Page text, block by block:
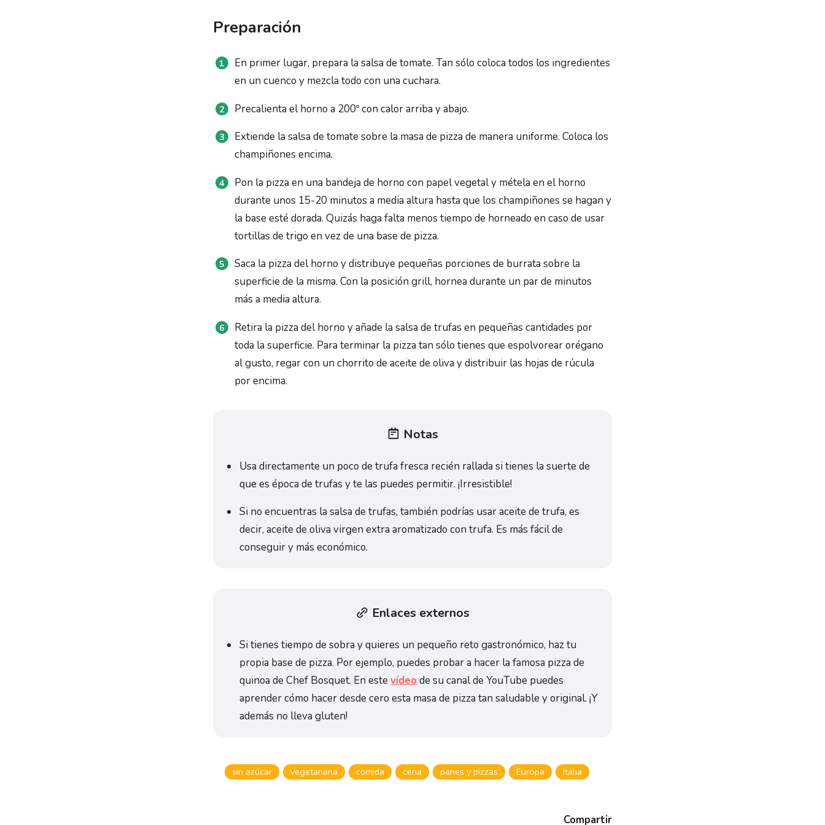
Preparación
En primer lugar, prepara la salsa de tomate. Tan sólo coloca todos los ingredientes
en un cuenco y mezcla todo con una cuchara.
Precalienta el horno a 200º con calor arriba y abajo.
Extiende la salsa de tomate sobre la masa de pizza de manera uniforme. Coloca los
champiñones encima.
Pon la pizza en una bandeja de horno con papel vegetal y métela en el horno
durante unos 15-20 minutos a media altura hasta que los champiñones se hagan y
la base esté dorada. Quizás haga falta menos tiempo de horneado en caso de usar
tortillas de trigo en vez de una base de pizza.
Saca la pizza del horno y distribuye pequeñas porciones de burrata sobre la
superficie de la misma. Con la posición grill, hornea durante un par de minutos
más a media altura.
Retira la pizza del horno y añade la salsa de trufas en pequeñas cantidades por
toda la superficie. Para terminar la pizza tan sólo tienes que espolvorear orégano
al gusto, regar con un chorrito de aceite de oliva y distribuir las hojas de rúcula
por encima.
Notas
Usa directamente un poco de trufa fresca recién rallada si tienes la suerte de
que es época de trufas y te las puedes permitir. ¡Irresistible!
Si no encuentras la salsa de trufas, también podrías usar aceite de trufa, es
decir, aceite de oliva virgen extra aromatizado con trufa. Es más fácil de
conseguir y más económico.
Enlaces externos
Si tienes tiempo de sobra y quieres un pequeño reto gastronómico, haz tu
propia base de pizza. Por ejemplo, puedes probar a hacer la famosa pizza de
quinoa de Chef Bosquet. En este vídeo de su canal de YouTube puedes
aprender cómo hacer desde cero esta masa de pizza tan saludable y original. ¡Y
además no lleva gluten!
sin azúcar vegetariana comida cena panes y pizzas Europa Italia
Compartir